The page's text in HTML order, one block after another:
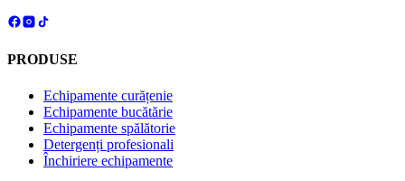
cu
tavi
PRODUSE
Echipamente curățenie
Echipamente bucătărie
Echipamente spălătorie
Detergenți profesionali
Închiriere echipamente